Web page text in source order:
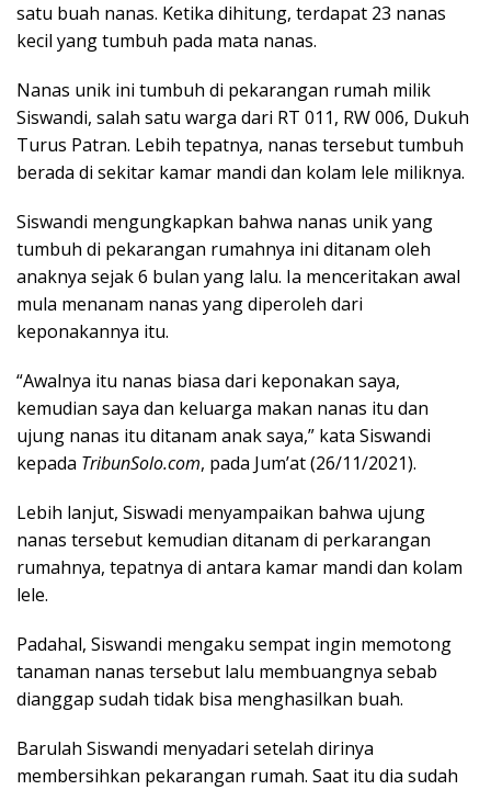
satu buah nanas. Ketika dihitung, terdapat 23 nanas
kecil yang tumbuh pada mata nanas.
Nanas unik ini tumbuh di pekarangan rumah milik
Siswandi, salah satu warga dari RT 011, RW 006, Dukuh
Turus Patran. Lebih tepatnya, nanas tersebut tumbuh
berada di sekitar kamar mandi dan kolam lele miliknya.
Siswandi mengungkapkan bahwa nanas unik yang
tumbuh di pekarangan rumahnya ini ditanam oleh
anaknya sejak 6 bulan yang lalu. Ia menceritakan awal
mula menanam nanas yang diperoleh dari
keponakannya itu.
“Awalnya itu nanas biasa dari keponakan saya,
kemudian saya dan keluarga makan nanas itu dan
ujung nanas itu ditanam anak saya,” kata Siswandi
kepada TribunSolo.com, pada Jum’at (26/11/2021).
Lebih lanjut, Siswadi menyampaikan bahwa ujung
nanas tersebut kemudian ditanam di perkarangan
rumahnya, tepatnya di antara kamar mandi dan kolam
lele.
Padahal, Siswandi mengaku sempat ingin memotong
tanaman nanas tersebut lalu membuangnya sebab
dianggap sudah tidak bisa menghasilkan buah.
Barulah Siswandi menyadari setelah dirinya
membersihkan pekarangan rumah. Saat itu dia sudah